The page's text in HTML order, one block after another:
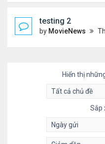
testing 2
by MovieNews Thứ 4 Tháng 10
Hiển thị
Sắp